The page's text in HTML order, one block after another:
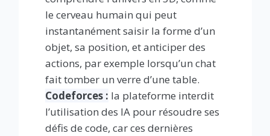
le cerveau humain qui peut
instantanément saisir la forme d’un
objet, sa position, et anticiper des
actions, par exemple lorsqu’un chat
fait tomber un verre d’une table.
Codeforces : la plateforme interdit
l’utilisation des IA pour résoudre ses
défis de code, car ces dernières